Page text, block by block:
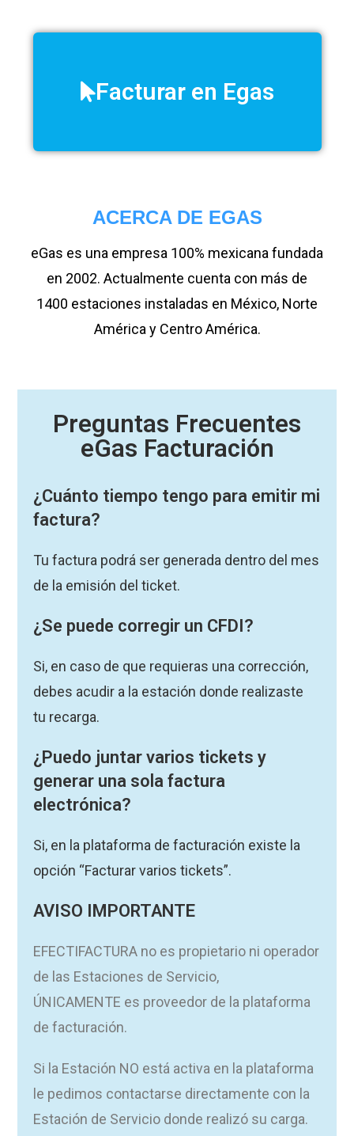
Facturar en Egas
ACERCA DE EGAS
eGas es una empresa 100% mexicana fundada
en 2002. Actualmente cuenta con más de
1400 estaciones instaladas en México, Norte
América y Centro América.
Preguntas Frecuentes
eGas Facturación
¿Cuánto tiempo tengo para emitir mi
factura?
Tu factura podrá ser generada dentro del mes
de la emisión del ticket.
¿Se puede corregir un CFDI?
Si, en caso de que requieras una corrección,
debes acudir a la estación donde realizaste
tu recarga.
¿Puedo juntar varios tickets y
generar una sola factura
electrónica?
Si, en la plataforma de facturación existe la
opción “Facturar varios tickets”.
AVISO IMPORTANTE
EFECTIFACTURA no es propietario ni operador
de las Estaciones de Servicio,
ÚNICAMENTE es proveedor de la plataforma
de facturación.
Si la Estación NO está activa en la plataforma
le pedimos contactarse directamente con la
Estación de Servicio donde realizó su carga.